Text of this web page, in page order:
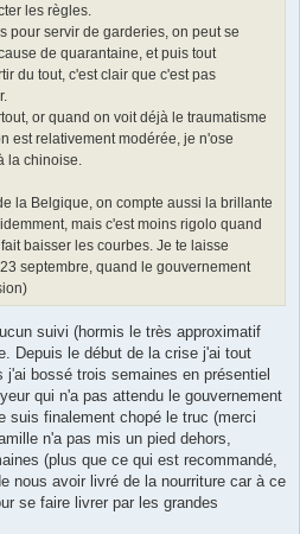
les règles.
pour servir de garderies, on peut se
de quarantaine, et puis tout
du tout, c'est clair que c'est pas
or quand on voit déjà le traumatisme
est relativement modérée, je n'ose
la chinoise.
la Belgique, on compte aussi la brillante
mais c'est moins rigolo quand
baisser les courbes. Je te laisse
septembre, quand le gouvernement
suivi (hormis le très approximatif
Depuis le début de la crise j'ai tout
bossé trois semaines en présentiel
qui n'a pas attendu le gouvernement
suis finalement chopé le truc (merci
n'a pas mis un pied dehors,
(plus que ce qui est recommandé,
nous avoir livré de la nourriture car à ce
se faire livrer par les grandes